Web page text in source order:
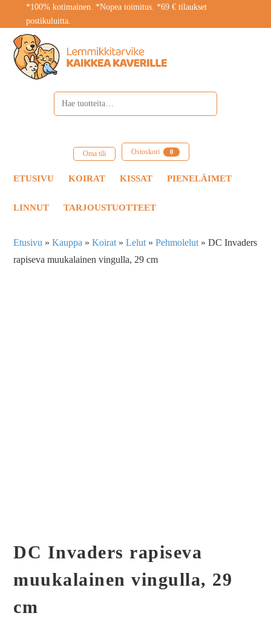
*100% kotimainen. *Nopea toimitus. *69 € tilaukset
postikuluitta.
Oma tili Ostoskori 0
ETUSIVU KOIRAT KISSAT PIENELÄIMET
LINNUT TARJOUSTUOTTEET
Etusivu »Kauppa »Koirat »Lelut »Pehmolelut »DC Invaders
rapiseva muukalainen vingulla, 29 cm
DC Invaders rapiseva
muukalainen vingulla, 29
cm